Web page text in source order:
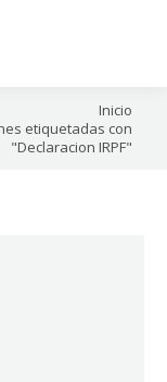
Inicio
etiquetadas con
"Declaracion IRPF"